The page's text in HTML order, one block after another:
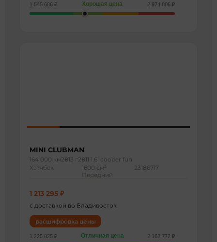
1 545 686 ₽ Хорошая цена 2 974 806 ₽
MINI CLUBMAN
164 000 км2013 г 2011 1.6l cooper fun
Хэтчбек
1600 см 3
Передний
23186717
1 213 295 ₽
с доставкой во Владивосток
расшифровка цены
1 225 025 ₽ Отличная цена 2 162 772 ₽